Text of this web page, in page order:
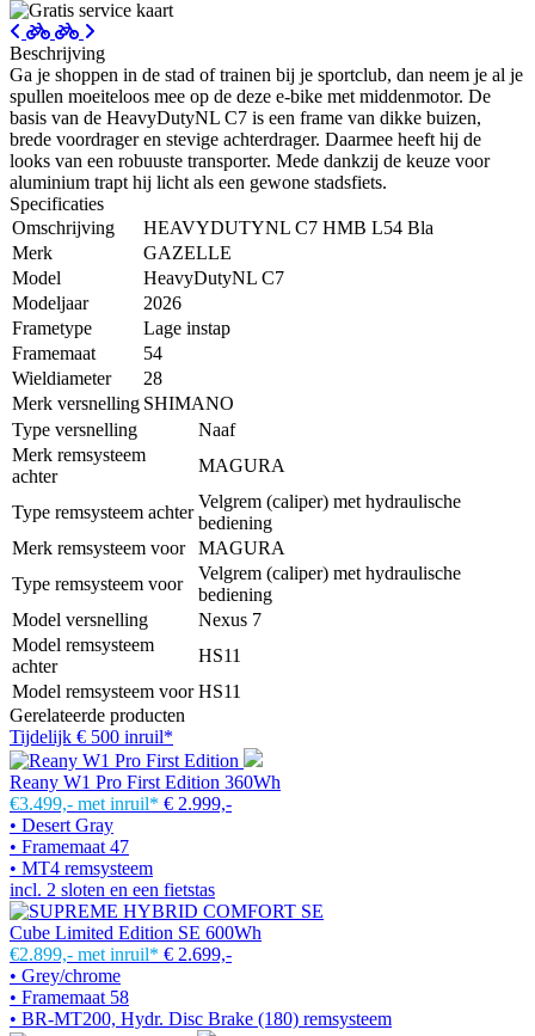
Beschrijving
Ga je shoppen in de stad of trainen bij je sportclub, dan neem je al je
spullen moeiteloos mee op de deze e-bike met middenmotor. De
basis van de HeavyDutyNL C7 is een frame van dikke buizen,
brede voordrager en stevige achterdrager. Daarmee heeft hij de
looks van een robuuste transporter. Mede dankzij de keuze voor
aluminium trapt hij licht als een gewone stadsfiets.
Specificaties
Omschrijving
HEAVYDUTYNL C7 HMB L54 Bla
Merk
GAZELLE
Model
HeavyDutyNL C7
Modeljaar
2026
Frametype
Lage instap
Framemaat
54
Wieldiameter
28
Merk versnelling SHIMANO
Type versnelling
Naaf
Merk remsysteem
achter
MAGURA
Type remsysteem achter
Velgrem (caliper) met hydraulische
bediening
Merk remsysteem voor
MAGURA
Type remsysteem voor
Velgrem (caliper) met hydraulische
bediening
Model versnelling
Nexus 7
Model remsysteem
achter
HS11
Model remsysteem voor HS11
Gerelateerde producten
Tijdelijk € 500 inruil*
Reany W1 Pro First Edition 360Wh
€3.499,- met inruil* € 2.999,-
• Desert Gray
• Framemaat 47
• MT4 remsysteem
incl. 2 sloten en een fietstas
Cube Limited Edition SE 600Wh
€2.899,- met inruil* € 2.699,-
• Grey/chrome
• Framemaat 58
• BR-MT200, Hydr. Disc Brake (180) remsysteem